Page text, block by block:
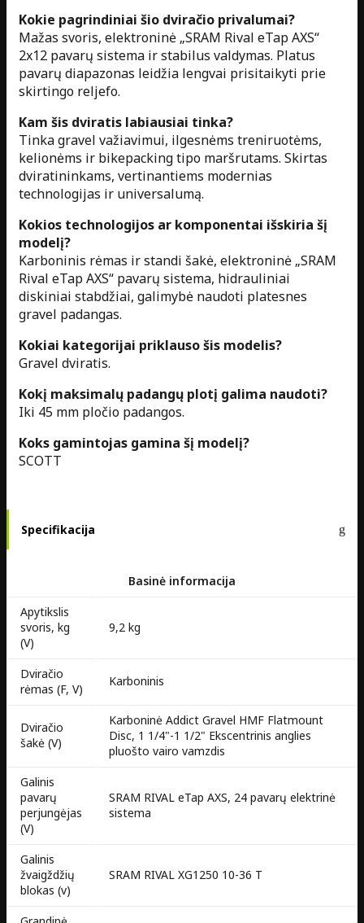
Kokie pagrindiniai šio dviračio privalumai?
Mažas svoris, elektroninė „SRAM Rival eTap AXS“
2x12 pavarų sistema ir stabilus valdymas. Platus
pavarų diapazonas leidžia lengvai prisitaikyti prie
skirtingo reljefo.
Kam šis dviratis labiausiai tinka?
Tinka gravel važiavimui, ilgesnėms treniruotėms,
kelionėms ir bikepacking tipo maršrutams. Skirtas
dviratininkams, vertinantiems modernias
technologijas ir universalumą.
Kokios technologijos ar komponentai išskiria šį
modelį?
Karboninis rėmas ir standi šakė, elektroninė „SRAM
Rival eTap AXS“ pavarų sistema, hidrauliniai
diskiniai stabdžiai, galimybė naudoti platesnes
gravel padangas.
Kokiai kategorijai priklauso šis modelis?
Gravel dviratis.
Kokį maksimalų padangų plotį galima naudoti?
Iki 45 mm pločio padangos.
Koks gamintojas gamina šį modelį?
SCOTT
Specifikacija
Basinė informacija
Apytikslis
svoris, kg
(V)
9,2 kg
Dviračio
rėmas (F, V)
Karboninis
Dviračio
šakė (V)
Karboninė Addict Gravel HMF Flatmount
Disc, 1 1/4"-1 1/2" Ekscentrinis anglies
pluošto vairo vamzdis
Galinis
pavarų
perjungėjas
(V)
SRAM RIVAL eTap AXS, 24 pavarų elektrinė
sistema
Galinis
žvaigždžių
blokas (v)
SRAM RIVAL XG1250 10-36 T